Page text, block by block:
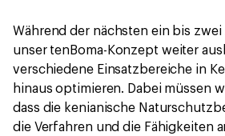
Während der nächsten ein bis zwei
unser tenBoma-Konzept weiter
verschiedene Einsatzbereiche in
hinaus optimieren. Dabei müssen
dass die kenianische
die Verfahren und die Fähigkeiten